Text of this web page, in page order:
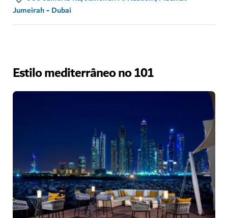
Jumeirah - Dubai
Estilo mediterrâneo no 101